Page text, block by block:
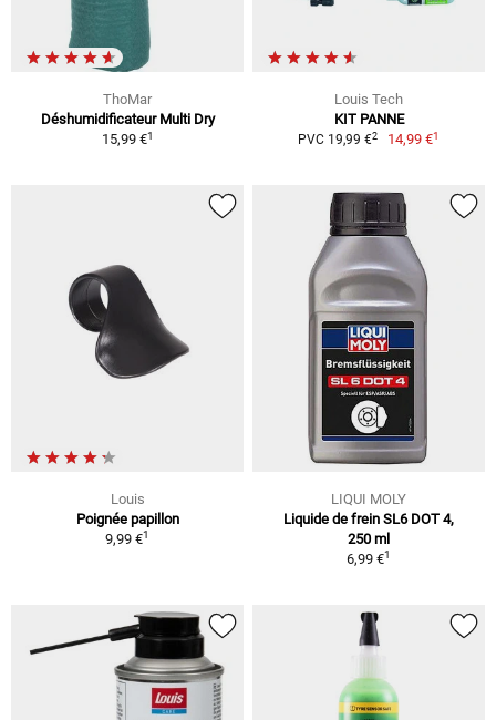
ThoMar
Déshumidificateur Multi Dry
15,99 €1
Louis Tech
KIT PANNE
PVC 19,99 €2 14,99 €1
Louis
Poignée papillon
9,99 €1
LIQUI MOLY
Liquide de frein SL6 DOT 4,
250 ml
6,99 €1